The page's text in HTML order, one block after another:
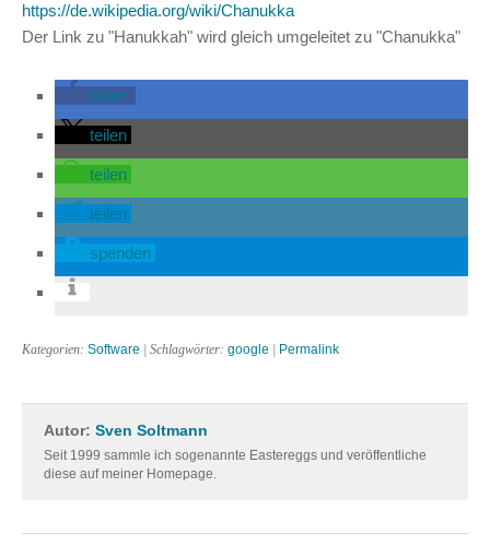
https://de.wikipedia.org/wiki/Chanukka
Der Link zu "Hanukkah" wird gleich umgeleitet zu "Chanukka"
teilen
teilen
teilen
teilen
spenden
Kategorien: Software | Schlagwörter: google Permalink
Autor: Sven Soltmann
Seit 1999 sammle ich sogenannte Eastereggs und veröffentliche
diese auf meiner Homepage.